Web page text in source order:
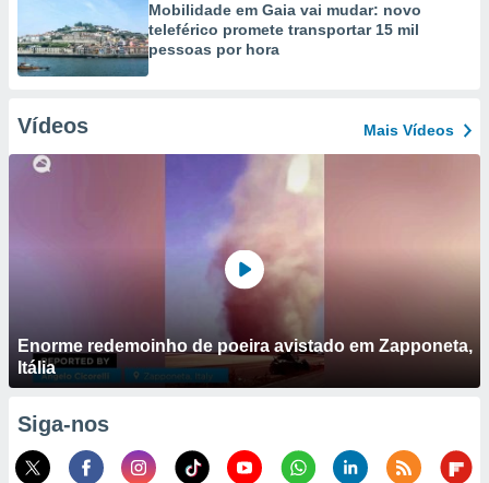
Mobilidade em Gaia vai mudar: novo
teleférico promete transportar 15 mil
pessoas por hora
Vídeos Mais Vídeos
Enorme redemoinho de poeira avistado em Zapponeta,
Itália
Siga-nos